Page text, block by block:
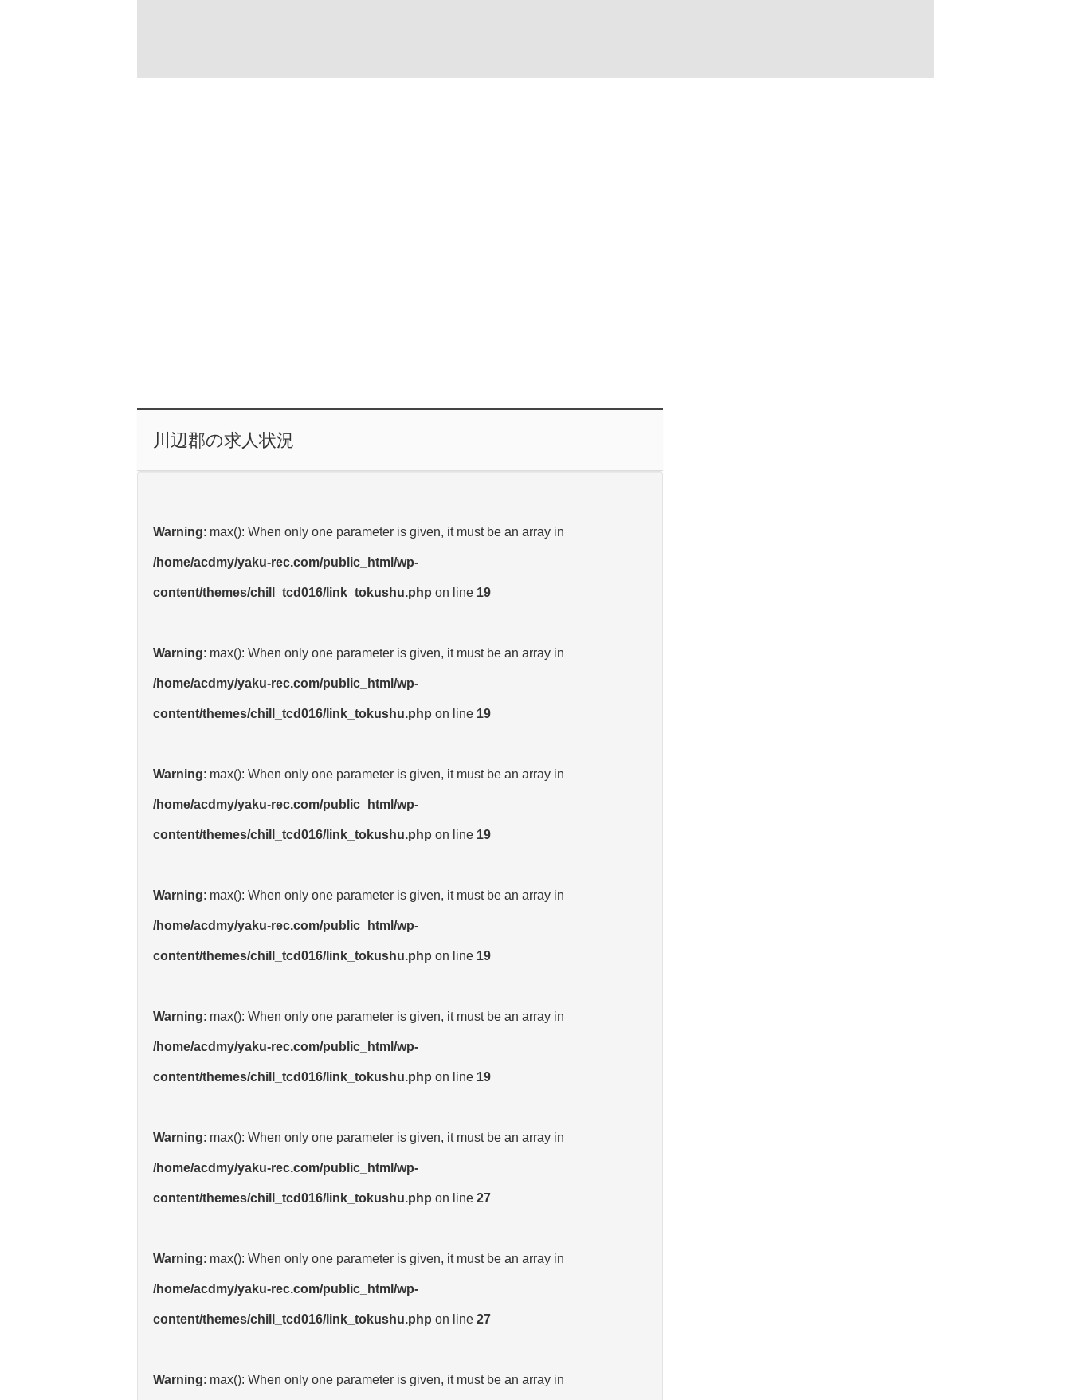
川辺郡の求人状況
Warning: max(): When only one parameter is given, it must be an array in
/home/acdmy/yaku-rec.com/public_html/wp-
content/themes/chill_tcd016/link_tokushu.php on line 19
Warning: max(): When only one parameter is given, it must be an array in
/home/acdmy/yaku-rec.com/public_html/wp-
content/themes/chill_tcd016/link_tokushu.php on line 19
Warning: max(): When only one parameter is given, it must be an array in
/home/acdmy/yaku-rec.com/public_html/wp-
content/themes/chill_tcd016/link_tokushu.php on line 19
Warning: max(): When only one parameter is given, it must be an array in
/home/acdmy/yaku-rec.com/public_html/wp-
content/themes/chill_tcd016/link_tokushu.php on line 19
Warning: max(): When only one parameter is given, it must be an array in
/home/acdmy/yaku-rec.com/public_html/wp-
content/themes/chill_tcd016/link_tokushu.php on line 19
Warning: max(): When only one parameter is given, it must be an array in
/home/acdmy/yaku-rec.com/public_html/wp-
content/themes/chill_tcd016/link_tokushu.php on line 27
Warning: max(): When only one parameter is given, it must be an array in
/home/acdmy/yaku-rec.com/public_html/wp-
content/themes/chill_tcd016/link_tokushu.php on line 27
Warning: max(): When only one parameter is given, it must be an array in